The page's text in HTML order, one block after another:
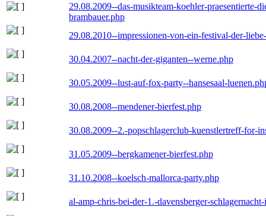
29.08.2009--das-musikteam-koehler-praesentierte-
brambauer.php
29.08.2010--impressionen-von-ein-festival-der-
30.04.2007--nacht-der-giganten--werne.php
30.05.2009--lust-auf-fox-party--hansesaal-
30.08.2008--mendener-bierfest.php
30.08.2009--2.-popschlagerclub-kuenstlertreff-for-
31.05.2009--bergkamener-bierfest.php
31.10.2008--koelsch-mallorca-party.php
al-amp-chris-bei-der-1.-davensberger-